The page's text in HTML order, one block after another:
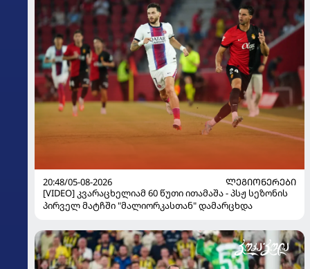
20:48/05-08-2026
ᲚᲔᲒᲘᲝᲜᲔᲠᲔᲑᲘ
[VIDEO] კვარაცხელიამ 60 წუთი ითამაშა - პსჟ სეზონის
პირველ მატჩში "მალიორკასთან" დამარცხდა